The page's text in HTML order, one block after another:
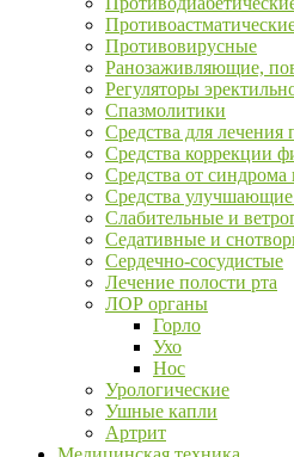
Противовирусные
Ранозаживляющие,
Регуляторы
Спазмолитики
Средства для лечения
Средства коррекции
Средства от синдрома
Средства
Слабительные и
Седативные и
Сердечно-сосудистые
Лечение полости рта
ЛОР органы
Горло
Ухо
Нос
Урологические
Ушные капли
Артрит